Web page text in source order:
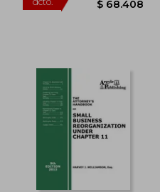
dcto. $ 68.408